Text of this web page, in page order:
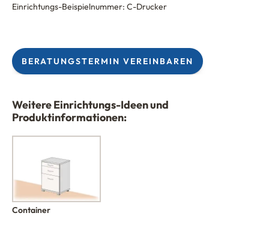
Einrichtungs-Beispielnummer: C-Drucker
BERATUNGSTERMIN VEREINBAREN
Weitere Einrichtungs-Ideen und
Produktinformationen:
Container